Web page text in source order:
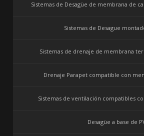
Sistemas de Desagüe de membrana de
Sistemas de Desague
Sistemas de drenaje de membrana
Drenaje Parapet compatible con
Sistemas de ventilación compatibles
Desagüe a base de